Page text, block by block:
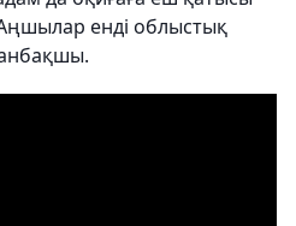
енді облыстық